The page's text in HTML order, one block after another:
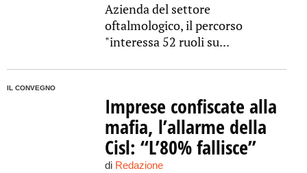
Azienda del settore
oftalmologico, il percorso
"interessa 52 ruoli su...
IL CONVEGNO
Imprese confiscate alla
mafia, l’allarme della
Cisl: “L’80% fallisce”
di Redazione